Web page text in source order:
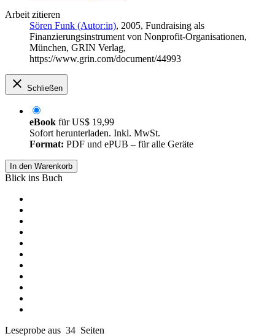
Arbeit zitieren
Sören Funk (Autor:in), 2005, Fundraising als
Finanzierungsinstrument von Nonprofit-Organisationen,
München, GRIN Verlag,
https://www.grin.com/document/44993
Schließen
eBook fürUS$ 19,99
Sofort herunterladen. Inkl. MwSt.
Format: PDF und ePUB – für alle Geräte
In den Warenkorb
Blick ins Buch
Leseprobe aus 34 Seiten